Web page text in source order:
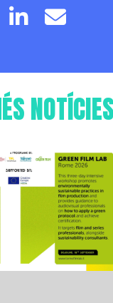
Twitter page
LinkedinEmail
NOTÍCIES